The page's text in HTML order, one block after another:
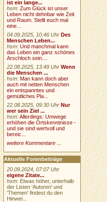
ist ein lange...
hsm:Zum Glück ist unser
Leben nicht dehnbar wie Zeit
und Raum. Stellt euch mal
eine...
04.09.2025, 10:46 Uhr Des
Menschen Leben...
hsm:Und manchmal kann
das Leben ein ganz schönes
Arschloch sein....
22.08.2025, 13:49 Uhr Wenn
die Menschen ...
hsm:Man kann doch aber
auch mit netten Menschen
ein entspanntes und
gemütliches Pla...
22.08.2025, 09:30 Uhr Nur
wer sein Ziel ...
hsm:Allerdings: Umwege
erhöhen die Ortskenntnisse -
und sie sind wertvoll und
bereic...
weitere Kommentare ...
Aktuelle Forenbeiträge
20.09.2024, 07:07 Uhr
eigene Zitate...
hsm: Etwas höher, unterhalb
der Listen 'Autoren' und
'Themen' findest du den
Hinwei...